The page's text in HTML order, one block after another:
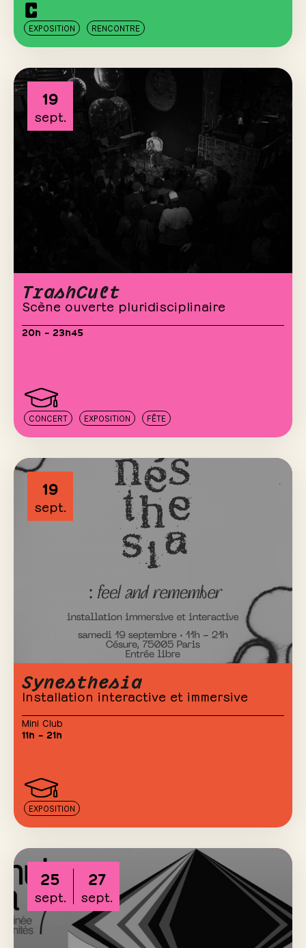
EXPOSITION RENCONTRE
19
sept.
TrashCult
Scène ouverte pluridisciplinaire
20h – 23h45
CONCERT EXPOSITION FÊTE
19
sept.
Synesthesia
Installation interactive et immersive
Mini Club
11h – 21h
EXPOSITION
25
sept.
27
sept.